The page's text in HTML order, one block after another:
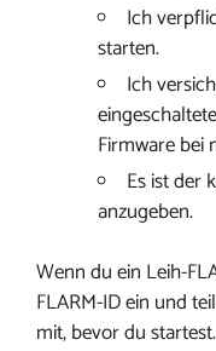
Ich
starten.
Ich
Firmware bei
Es ist der
anzugeben.
Wenn du ein Leih-
FLARM-ID ein und
mit, bevor du startest.